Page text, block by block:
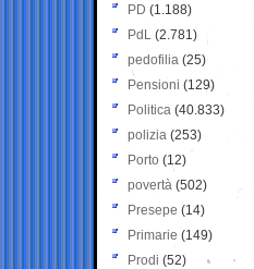
PD (1.188)
PdL (2.781)
pedofilia (25)
Pensioni (129)
Politica (40.833)
polizia (253)
Porto (12)
povertà (502)
Presepe (14)
Primarie (149)
Prodi (52)